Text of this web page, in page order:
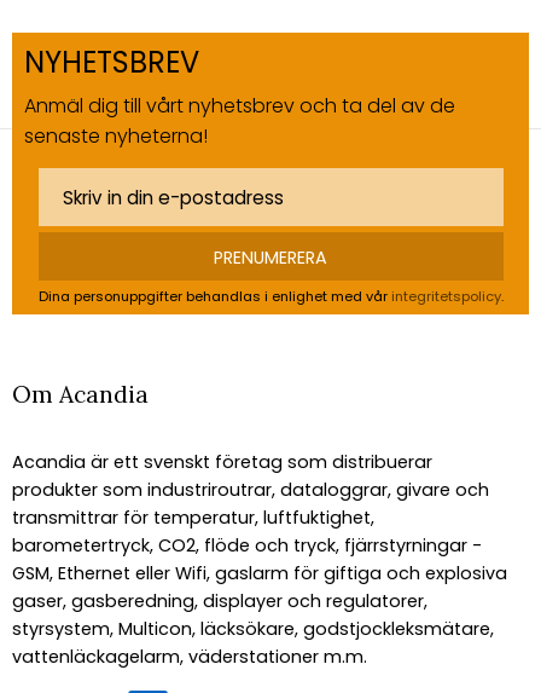
NYHETSBREV
Anmäl dig till vårt nyhetsbrev och ta del av de
senaste nyheterna!
PRENUMERERA
Dina personuppgifter behandlas i enlighet med vår integritetspolicy.
Om Acandia
Acandia är ett svenskt företag som distribuerar
produkter som industriroutrar, dataloggrar, givare och
transmittrar för temperatur, luftfuktighet,
barometertryck, CO2, flöde och tryck, fjärrstyrningar -
GSM, Ethernet eller Wifi, gaslarm för giftiga och explosiva
gaser, gasberedning, displayer och regulatorer,
styrsystem, Multicon, läcksökare, godstjockleksmätare,
vattenläckagelarm, väderstationer m.m.